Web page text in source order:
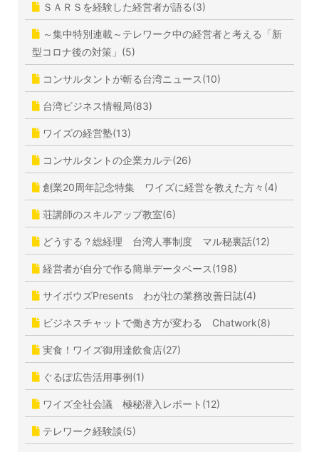
ＳＡＲＳを経験した経営者が語る(3)
～集中特別連載～テレワーク中の経営者と考える「新
型コロナ後の対策」(5)
コンサルタントが斬る台湾ニュース(10)
台湾ビジネス情報局(83)
ワイズの経営塾(13)
コンサルタントの企業カルテ(26)
創業20周年記念特集 ワイズに経営を教えた方々(4)
荘講師のスキルアップ教室(6)
どうする？総経理 台湾人事制度 マル秘裏話(12)
経営者が自分で作る簡単データベース(198)
サイボウズPresents わが社の業務改善日誌(4)
ビジネスチャットで働き方が変わる Chatwork(8)
実食！ワイズ御用達飲食店(27)
ぐるぽ広告活用事例(1)
ワイズ全社会議 極秘潜入レポート(12)
テレワーク経験談(5)